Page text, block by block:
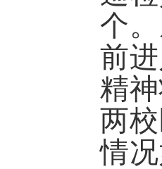
个
前
精
两
情